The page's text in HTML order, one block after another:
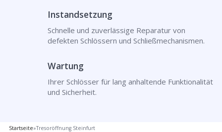
Instandsetzung
Schnelle und zuverlässige Reparatur von
defekten Schlössern und Schließmechanismen.
Wartung
Ihrer Schlösser für lang anhaltende Funktionalität
und Sicherheit.
Startseite»Tresoröffnung Steinfurt